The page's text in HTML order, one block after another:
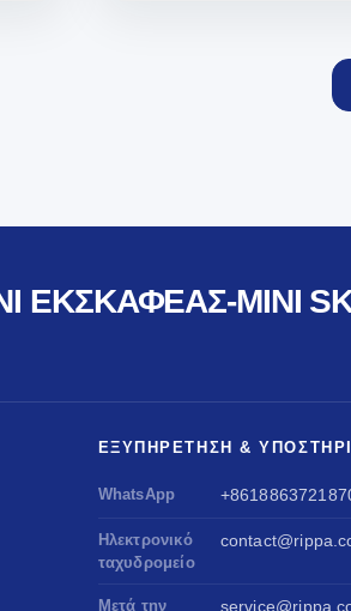
ΕΚΣΚΑΦΈΑΣ-MINI
ΕΞΥΠΗΡΈΤΗΣΗ &
WhatsApp
Ηλεκτρονικό
ταχυδρομείο
Μετά την